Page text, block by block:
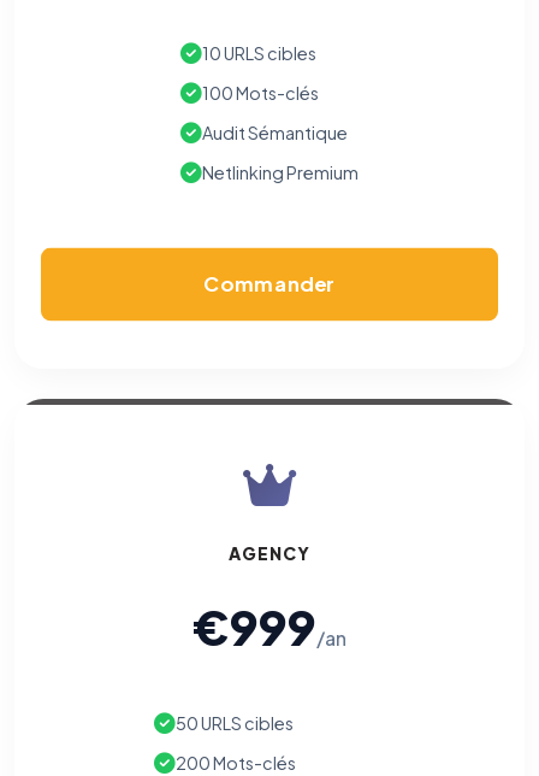
10 URLS cibles
100 Mots-clés
Audit Sémantique
Netlinking Premium
Commander
AGENCY
€999/an
50 URLS cibles
200 Mots-clés